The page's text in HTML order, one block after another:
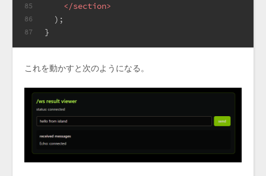
85
86
87
</section>
  );
}
これを動かすと次のようになる。